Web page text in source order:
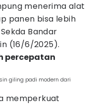
menerima alat
panen bisa lebih
Bandar
(16/6/2025).
percepatan
giling padi modern dari
memperkuat